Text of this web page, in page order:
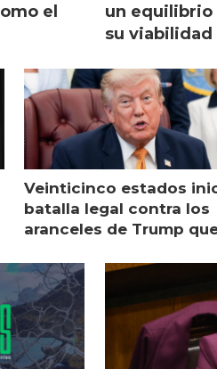
el
un equilibrio
su viabilidad
Veinticinco estados
batalla legal contra los
aranceles de Trump